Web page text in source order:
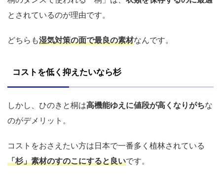
とされているのが理由です。
どちらも湿気対策の面で最良の素材なんです。
コストを低く抑えたいなら杉
しかし、ひのきと桐は高機能ゆえに値段が高くなりがちな
のがデメリット。
コストをおさえたい方は日本で一番多く植林されている
「杉」素材のすのこにすると良いです。